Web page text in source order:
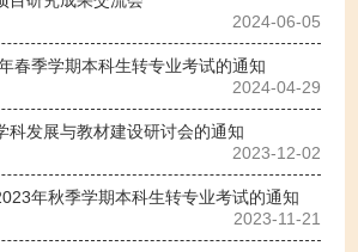
2024-06-05
春季学期本科生转专业考试的通知
2024-04-29
科发展与教材建设研讨会的通知
2023-12-02
年秋季学期本科生转专业考试的通知
2023-11-21